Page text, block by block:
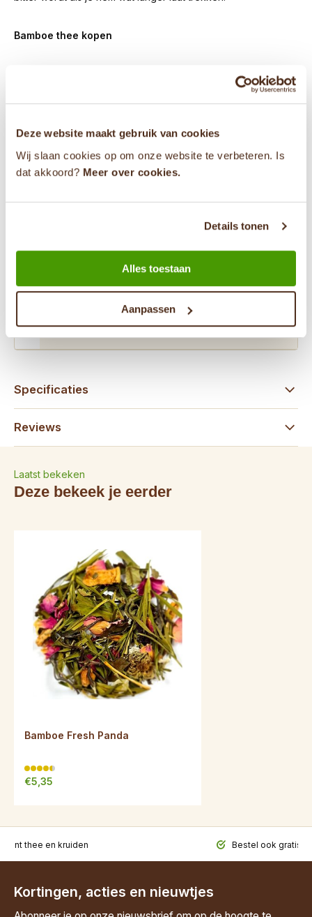
Deze website maakt gebruik van cookies
Wij slaan cookies op om onze website te verbeteren. Is
dat akkoord? Meer over cookies.
Details tonen
Alles toestaan
Aanpassen
Bamboe thee kopen
Omdat we je bij Thee van de Markt willen voorzien van alle
denkbare soorten thee, kun je bij ons ook deze unieke
bamboe bladeren. Geniet ervan!
info@theevandemarkt.nl
31646784589
Specificaties
Reviews
Laatst bekeken
Deze bekeek je eerder
Bamboe Fresh Panda
€5,35
thee en kruiden Bestel ook gratis
Kortingen, acties en nieuwtjes